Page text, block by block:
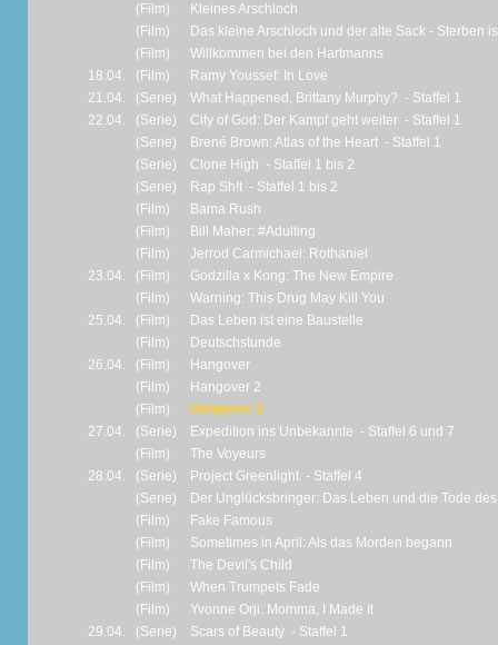
(Film)
Kleines Arschloch
(Film)
Das kleine Arschloch und der alte Sack - Sterben
(Film)
Willkommen bei den Hartmanns
18.04.
(Film)
Ramy Youssef: In Love
21.04.
(Serie)
What Happened, Brittany Murphy? - Staffel 1
22.04.
(Serie)
City of God: Der Kampf geht weiter - Staffel 1
(Serie)
Brené Brown: Atlas of the Heart - Staffel 1
(Serie)
Clone High - Staffel 1 bis 2
(Serie)
Rap Sh!t - Staffel 1 bis 2
(Film)
Bama Rush
(Film)
Bill Maher: #Adulting
(Film)
Jerrod Carmichael: Rothaniel
23.04.
(Film)
Godzilla x Kong: The New Empire
(Film)
Warning: This Drug May Kill You
25.04.
(Film)
Das Leben ist eine Baustelle
(Film)
Deutschstunde
26.04.
(Film)
Hangover
(Film)
Hangover 2
(Film)
Hangover 3
27.04.
(Serie)
Expedition ins Unbekannte - Staffel 6 und 7
(Film)
The Voyeurs
28.04.
(Serie)
Project Greenlight - Staffel 4
(Serie)
Der Unglücksbringer: Das Leben und die Tode
(Film)
Fake Famous
(Film)
Sometimes in April: Als das Morden begann
(Film)
The Devil's Child
(Film)
When Trumpets Fade
(Film)
Yvonne Orji: Momma, I Made It
29.04.
(Serie)
Scars of Beauty - Staffel 1